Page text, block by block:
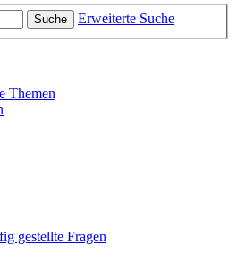
Suche Erweiterte Suche
Themen
gestellte Fragen